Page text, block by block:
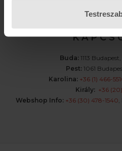
Vasárnap:
K A P C S
Buda: 1113
Pest: 1061
Karolina: +36 (1) 466-
Király: +36
Webshop Info: +36 (30) 478-1540